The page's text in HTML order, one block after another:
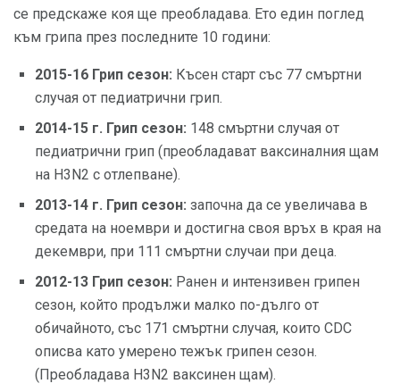
се предскаже коя ще преобладава. Ето един поглед
към грипа през последните 10 години:
2015-16 Грип сезон: Късен старт със 77 смъртни
случая от педиатрични грип.
2014-15 г. Грип сезон: 148 смъртни случая от
педиатрични грип (преобладават ваксиналния щам
на H3N2 с отлепване).
2013-14 г. Грип сезон: започна да се увеличава в
средата на ноември и достигна своя връх в края на
декември, при 111 смъртни случаи при деца.
2012-13 Грип сезон: Ранен и интензивен грипен
сезон, който продължи малко по-дълго от
обичайното, със 171 смъртни случая, които CDC
описва като умерено тежък грипен сезон.
(Преобладава H3N2 ваксинен щам).